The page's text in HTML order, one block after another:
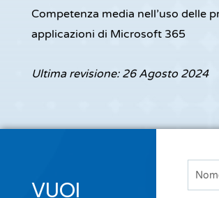
Competenza media nell’uso delle
applicazioni di Microsoft 365
Ultima revisione: 26 Agosto 2024
VUOI